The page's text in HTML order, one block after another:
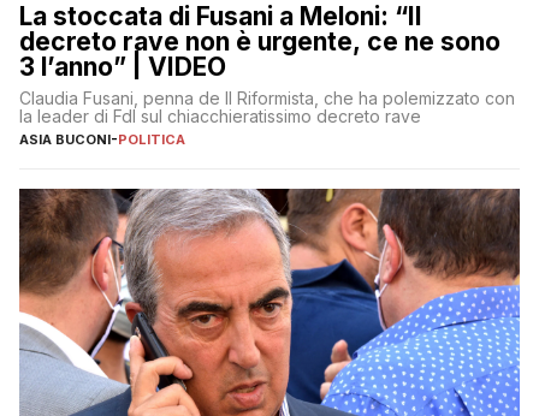
La stoccata di Fusani a Meloni: “Il
decreto rave non è urgente, ce ne sono
3 l’anno” | VIDEO
Claudia Fusani, penna de Il Riformista, che ha polemizzato con
la leader di FdI sul chiacchieratissimo decreto rave
ASIA BUCONI-POLITICA